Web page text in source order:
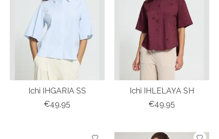
Ichi IHGARIA SS
€49,95
Ichi IHLELAYA SH
€49,95